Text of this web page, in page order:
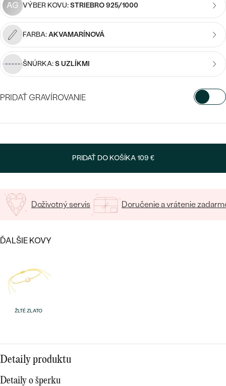
Najpredávanejšie
svadobné
obrúčky
DRAHOKAM
PODĽA MATERIÁLU
ZLATO
PLATINA
Wave kolekcia
S DRAHOKAMAMI
S LAB GROWN DIAMANTMI
S PERLAMI
MINIMALISTICKÉ
PODĽA FARBY
DIAMANTY
Najpredávanejšie
náušnice
CENOVO DOSTUPNÉ
LUXUSNÉ
Personalizované
prívesky
OBJAVIŤ
Najpredávanejšie
prstene
AG VÝBER KOVU:STRIEBRO 925/1000
FARBA:AKVAMARÍNOVÁ
ŠNÚRKA:S UZLÍKMI
PRIDAŤ GRAVÍROVANIE
PRIDAŤ DO KOŠÍKA109 €
Doživotný servis Doručenie a vrátenie
ĎALŠIE KOVY
ŽLTÉ ZLATO
Detaily produktu
Detaily o šperku